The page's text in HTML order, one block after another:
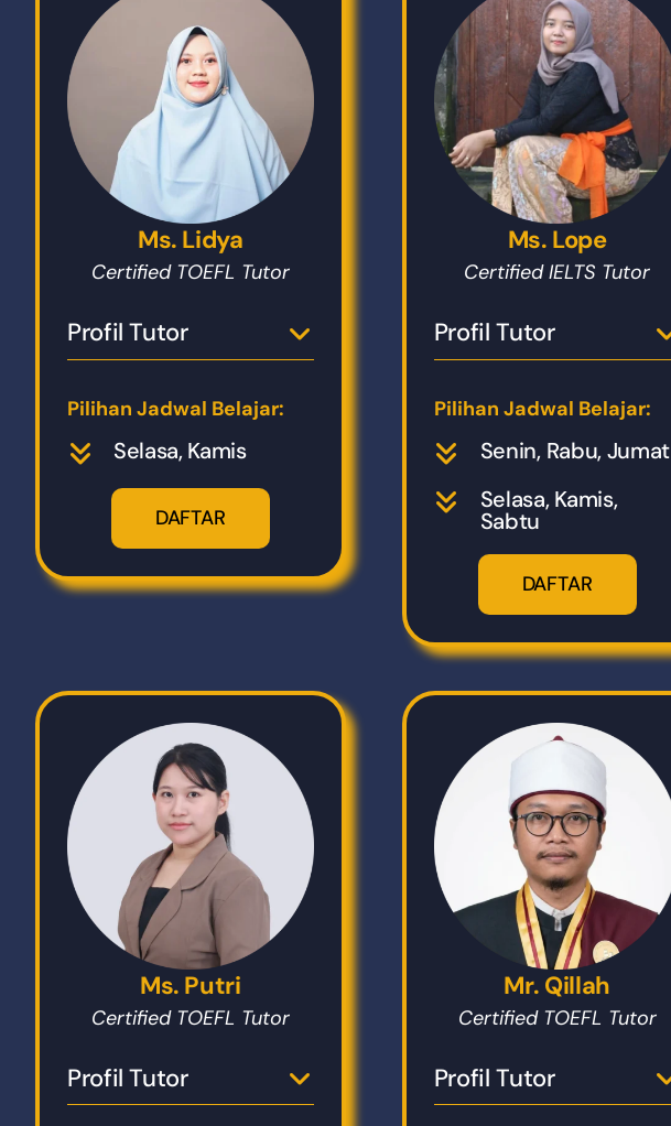
Ms. Lidya
Certified TOEFL Tutor
Profil Tutor
Pilihan Jadwal Belajar:
Selasa, Kamis
DAFTAR
Ms. Lope
Certified IELTS Tutor
Profil Tutor
Pilihan Jadwal Belajar:
Senin, Rabu, Jumat
Selasa, Kamis,
Sabtu
DAFTAR
Ms. Putri
Certified TOEFL Tutor
Profil Tutor
Mr. Qillah
Certified TOEFL Tutor
Profil Tutor